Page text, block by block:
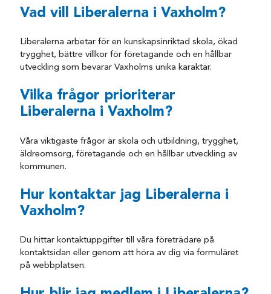
Vad vill Liberalerna i Vaxholm?
Liberalerna arbetar för en kunskapsinriktad skola, ökad
trygghet, bättre villkor för företagande och en hållbar
utveckling som bevarar Vaxholms unika karaktär.
Vilka frågor prioriterar
Liberalerna i Vaxholm?
Våra viktigaste frågor är skola och utbildning, trygghet,
äldreomsorg, företagande och en hållbar utveckling av
kommunen.
Hur kontaktar jag Liberalerna i
Vaxholm?
Du hittar kontaktuppgifter till våra företrädare på
kontaktsidan eller genom att höra av dig via formuläret
på webbplatsen.